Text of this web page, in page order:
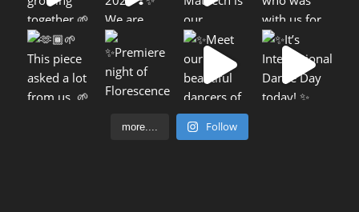
more.... Follow